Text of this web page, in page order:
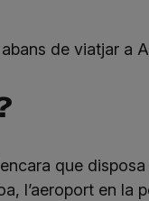
de viatjar a
que
l’aeroport en la